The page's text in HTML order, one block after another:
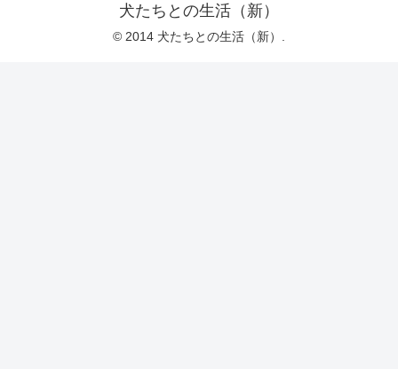
犬たちとの生活（新）
© 2014 犬たちとの生活（新）.